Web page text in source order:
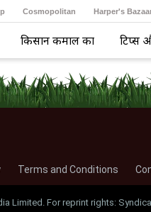
Cosmopolitan Harper's
किसान कमाल का टिप्स
Terms and Conditions
Limited. For reprint rights: